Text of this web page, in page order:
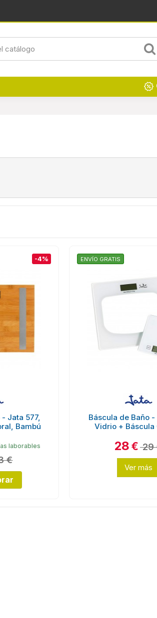
-4%
Jata 577,
Bambú
laborables
€
ENVÍO GRATIS
Báscula de Baño -
Vidrio + Báscula
28€29
Ver más